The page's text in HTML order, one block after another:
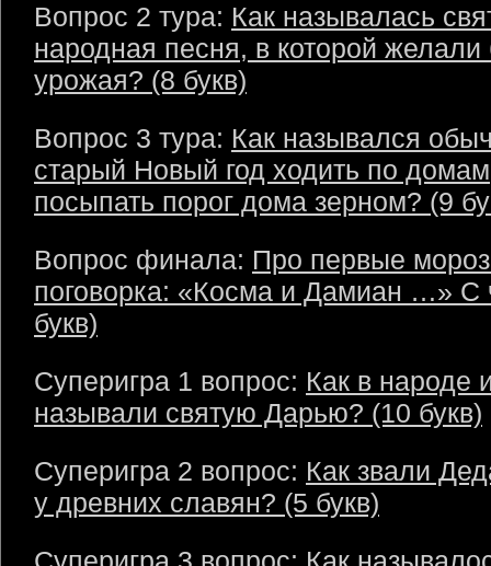
Вопрос 2 тура: Как называлась
народная песня, в которой желали
урожая? (8 букв)
Вопрос 3 тура: Как назывался
старый Новый год ходить по
посыпать порог дома зерном? (9
Вопрос финала: Про первые
поговорка: «Косма и Дамиан …» С
букв)
Суперигра 1 вопрос: Как в народе
называли святую Дарью? (10 букв)
Суперигра 2 вопрос: Как звали
у древних славян? (5 букв)